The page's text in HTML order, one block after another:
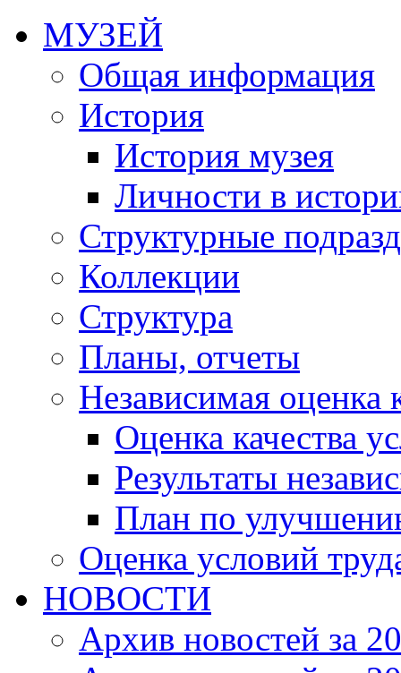
МУЗЕЙ
Общая информация
История
История музея
Личности в
Структурные
Коллекции
Структура
Планы, отчеты
Независимая оценка
Оценка качества
Результаты
План по
Оценка условий
НОВОСТИ
Архив новостей за